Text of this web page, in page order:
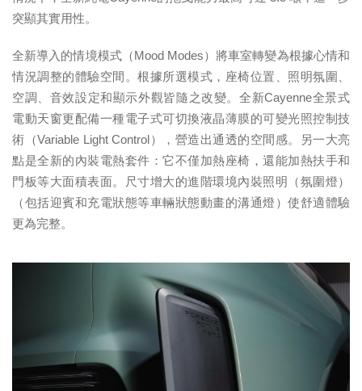
突顯其實用性。
全新導入的情境模式（Mood Modes）將車室轉變為根據心情和
情況調整的體驗空間。根據所選模式，座椅位置、照明氛圍、
空調、音效設定和顯示外觀皆隨之改變。全新Cayenne全景式
電動天窗更配備一種電子式可切換液晶薄膜的可變光照控制技
術（Variable Light Control），營造出通透的空間感。另一大亮
點是全新的內裝電熱套件：它不僅加熱座椅，還能加熱扶手和
門板等大面積表面。尺寸增大的進階環境內裝照明（氛圍燈）
（包括迎賓和充電狀態等車輛狀態動畫的溝通燈）使舒適體驗
更為完整。